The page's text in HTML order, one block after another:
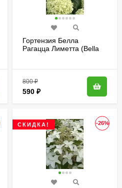
Гортензия Белла
Рагацца Лиметта (Bella
800₽
590 ₽
-26%
СКИДКА!